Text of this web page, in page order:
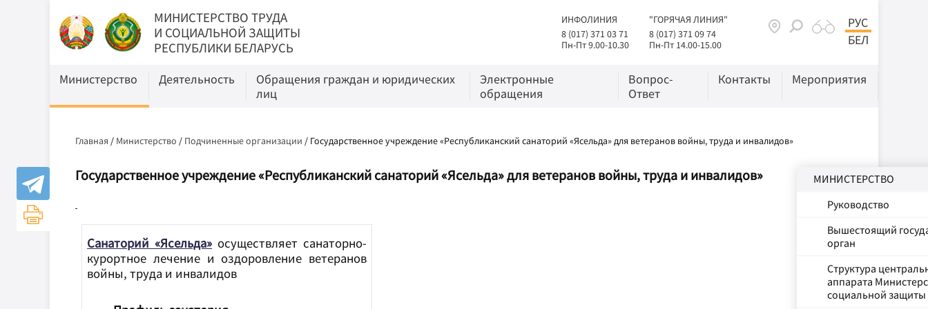
МИНИСТЕРСТВО ТРУДА
И СОЦИАЛЬНОЙ ЗАЩИТЫ
РЕСПУБЛИКИ БЕЛАРУСЬ
ИНФОЛИНИЯ
8 (017) 371 03 71
Пн-Пт 9.00-10.30
"ГОРЯЧАЯ ЛИНИЯ"
8 (017) 371 09 74
Пн-Пт 14.00-15.00
РУС
БЕЛ
Министерство Деятельность
Обращения граждан и юридических
лиц
Электронные
обращения
Вопрос-
Ответ
Контакты Мероприятия
Главная / Министерство / Подчиненные организации / Государственное учреждение «Республиканский санаторий «Ясельда» для ветеранов войны, труда и инвалидов»
Государственное учреждение «Республиканский санаторий «Ясельда» для ветеранов войны, труда и инвалидов»
Санаторий «Ясельда» осуществляет санаторно-
курортное лечение и оздоровление ветеранов
войны, труда и инвалидов
МИНИСТЕРСТВО
Руководство
Вышестоящий
орган
Структура
аппарата
социальной защиты